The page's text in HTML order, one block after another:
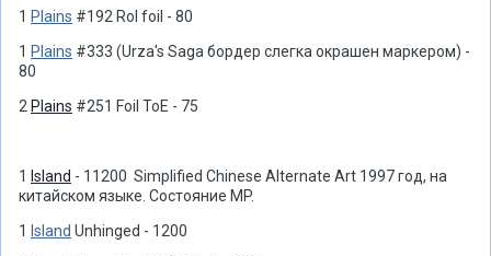
1 Plains #192 RoI foil - 80
1 Plains #333 (Urza's Saga бордер слегка окрашен маркером) -
80
2 Plains #251 Foil ToE - 75
1 Island - 11200 Simplified Chinese Alternate Art 1997 год, на
китайском языке. Состояние MP.
1 Island Unhinged - 1200